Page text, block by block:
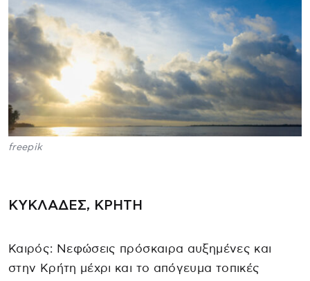
freepik
ΚΥΚΛΑΔΕΣ, ΚΡΗΤΗ
Καιρός: Νεφώσεις πρόσκαιρα αυξημένες και
στην Κρήτη μέχρι και το απόγευμα τοπικές